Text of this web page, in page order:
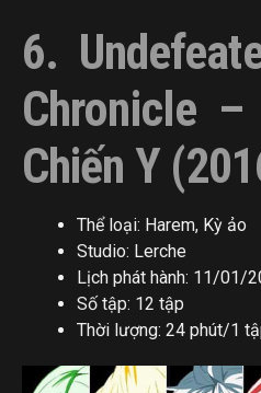
6.
Chronicle
Chiến Y
Thể loại: Harem, Kỳ ảo
Studio: Lerche
Lịch phát hành: 11/01/
Số tập: 12 tập
Thời lượng: 24 phút/1